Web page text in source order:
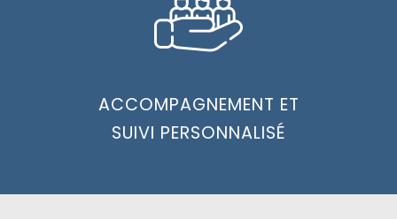
ACCOMPAGNEMENT ET
SUIVI PERSONNALISÉ